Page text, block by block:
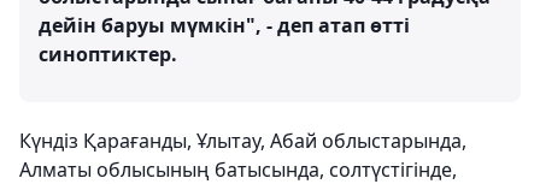
дейін баруы мүмкін", - деп атап өтті
синоптиктер.
Күндіз Қарағанды, Ұлытау, Абай облыстарында,
Алматы облысының батысында, солтүстігінде,